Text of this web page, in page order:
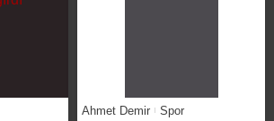
Ahmet Demir Spor